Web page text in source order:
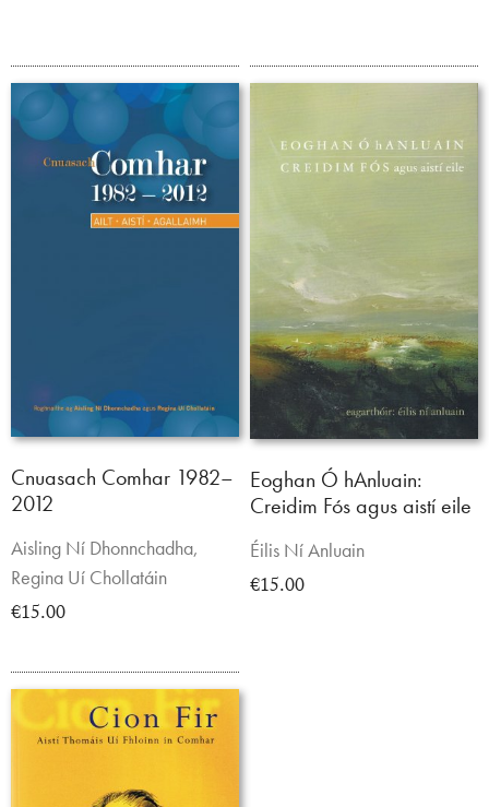
Cnuasach Comhar 1982–
2012
Aisling Ní Dhonnchadha,
Regina Uí Chollatáin
€15.00
Eoghan Ó hAnluain:
Creidim Fós agus aistí eile
Éilis Ní Anluain
€15.00